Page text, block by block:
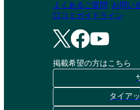
よくあるご質問
お問い
口コミガイドライン
掲載希望の方はこちら
タイア